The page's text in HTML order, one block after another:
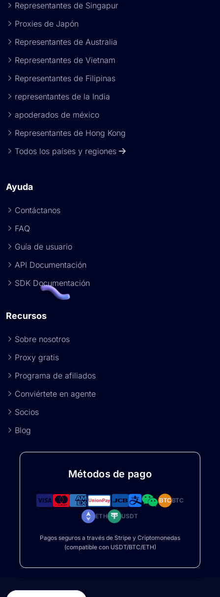
Representantes de Singapur
Proxies de Japón
Representantes de Australia
Representantes de Vietnam
Representantes de Filipinas
representantes de la India
apoderados de méxico
Representantes de Hong Kong
Todos los países y regiones
Ayuda
Contáctanos
FAQ
Guía de usuario
API Documentación
SDK Documentación
Recursos
Sobre nosotros
Proxy gratis
Programa de afiliados
Conviértete en agente
Socios
Blog
Métodos de pago
BTCBTC
ETH USDT
Pagos seguros a través de Stripe y Criptomonedas
(compatible con USDT/BTC/ETH)